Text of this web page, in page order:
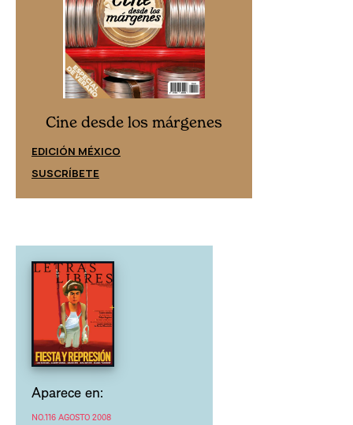
Cine desde los márgenes
EDICIÓN MÉXICO
SUSCRÍBETE
Aparece en:
NO.116 AGOSTO 2008